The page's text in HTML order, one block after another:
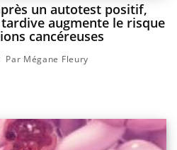
un autotest positif,
augmente le risque
cancéreuses
Par Mégane Fleury